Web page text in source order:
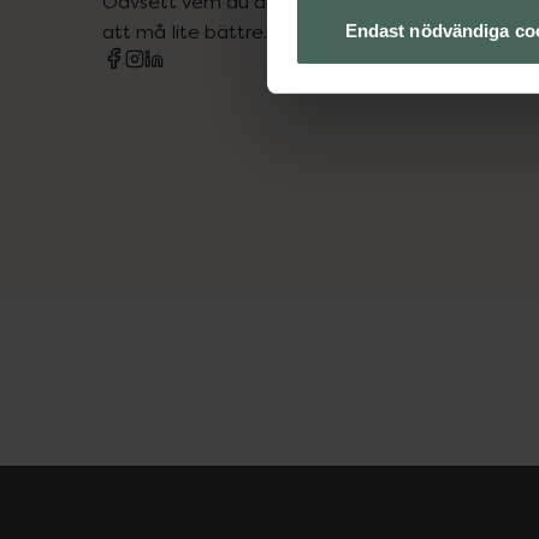
Endast nödvändiga
att må lite bättre. Välkommen att prata med